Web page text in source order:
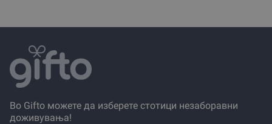
Во Gifto можете да изберете стотици незаборавни
доживувања!